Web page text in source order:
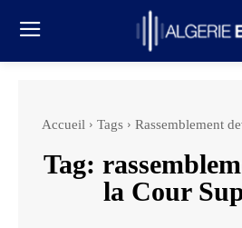
Accueil Tags Rassemblement
Tag:
la Cour